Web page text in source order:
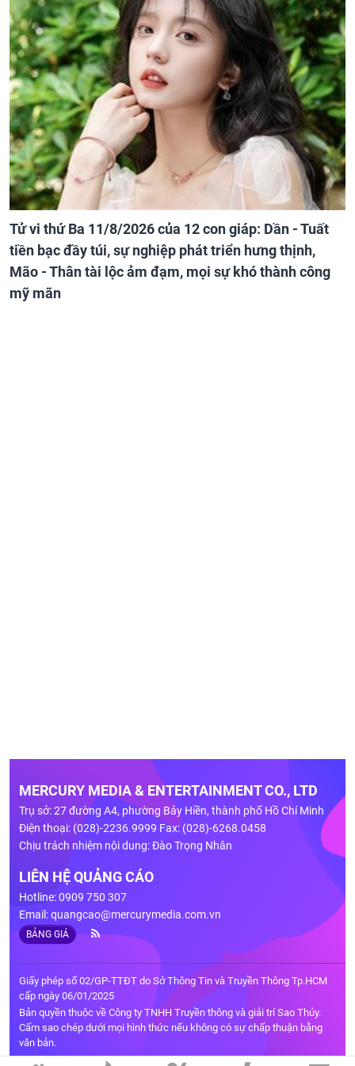
Tử vi thứ Ba 11/8/2026 của 12 con giáp: Dần - Tuất
tiền bạc đầy túi, sự nghiệp phát triển hưng thịnh,
Mão - Thân tài lộc ảm đạm, mọi sự khó thành công
mỹ mãn
MERCURY MEDIA & ENTERTAINMENT CO., LTD
Trụ sở: 27 đường A4, phường Bảy Hiền, thành phố Hồ Chí Minh
Điện thoại: (028)-2236.9999 Fax: (028)-6268.0458
Chịu trách nhiệm nội dung: Đào Trọng Nhân
LIÊN HỆ QUẢNG CÁO
Hotline: 0909 750 307
Email:quangcao@mercurymedia.com.vn
BẢNG GIÁ
Giấy phép số 02/GP-TTĐT do Sở Thông Tin và Truyền Thông Tp.HCM
cấp ngày 06/01/2025
Bản quyền thuộc về Công ty TNHH Truyền thông và giải trí Sao Thủy.
Cấm sao chép dưới mọi hình thức nếu không có sự chấp thuận bằng
văn bản.